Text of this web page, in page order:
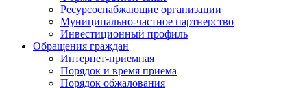
Ресурсоснабжающие организации
Муниципально-частное партнерство
Инвестиционный профиль
Обращения граждан
Интернет-приемная
Порядок и время приема
Порядок обжалования